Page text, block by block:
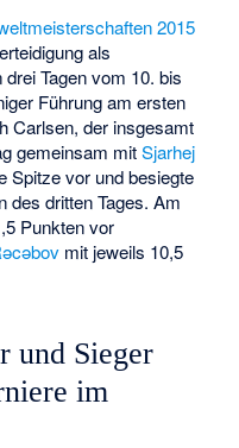
2015
als
Tagen vom 10. bis
Führung am ersten
Carlsen, der insgesamt
gemeinsam mitSjarhej
Spitze vor und besiegte
des dritten Tages. Am
Punkten vor
mit jeweils 10,5
und Sieger
im